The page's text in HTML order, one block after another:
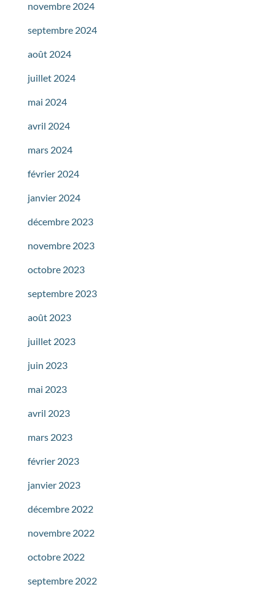
novembre 2024
septembre 2024
août 2024
juillet 2024
mai 2024
avril 2024
mars 2024
février 2024
janvier 2024
décembre 2023
novembre 2023
octobre 2023
septembre 2023
août 2023
juillet 2023
juin 2023
mai 2023
avril 2023
mars 2023
février 2023
janvier 2023
décembre 2022
novembre 2022
octobre 2022
septembre 2022